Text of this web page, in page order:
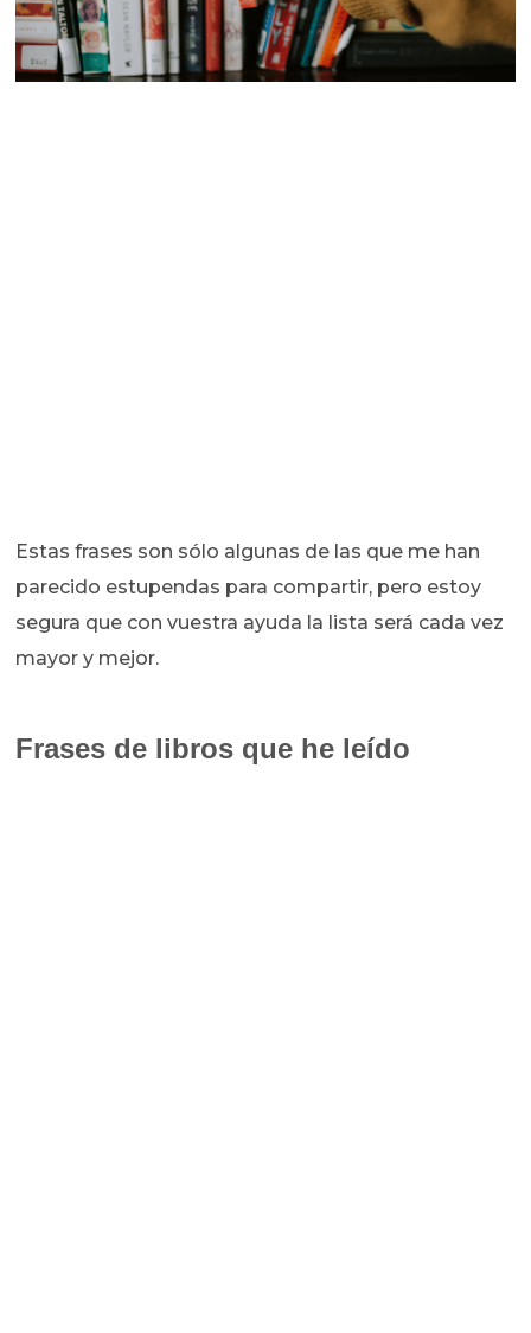
Estas frases son sólo algunas de las que me han
parecido estupendas para compartir, pero estoy
segura que con vuestra ayuda la lista será cada vez
mayor y mejor.
Frases de libros que he leído